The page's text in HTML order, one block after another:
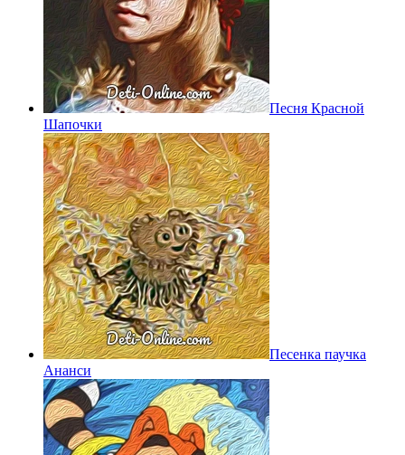
Песня Красной
Шапочки
Песенка паучка
Ананси